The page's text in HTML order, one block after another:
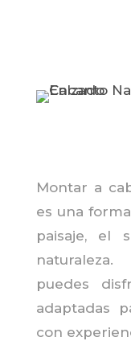
Montar a
es una
paisaje, el
puedes
adaptadas
con